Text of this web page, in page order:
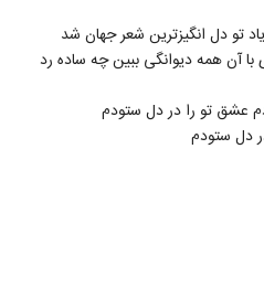
با تو آرومم (رمیکس) از ماکان بند
تو دل انگیزترین شعر جهان شد
آن همه دیوانگی ببین چه ساده رد
عشق تو را در دل ستودم
دل ستودم